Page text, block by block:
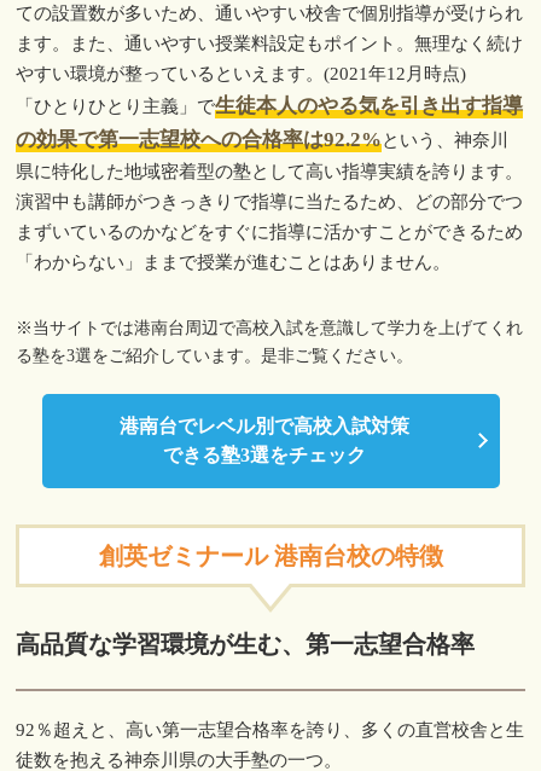
ての設置数が多いため、通いやすい校舎で個別指導が受けられ
ます。また、通いやすい授業料設定もポイント。無理なく続け
やすい環境が整っているといえます。(2021年12月時点)
「ひとりひとり主義」で生徒本人のやる気を引き出す指導
の効果で第一志望校への合格率は92.2%という、神奈川
県に特化した地域密着型の塾として高い指導実績を誇ります。
演習中も講師がつきっきりで指導に当たるため、どの部分でつ
まずいているのかなどをすぐに指導に活かすことができるため
「わからない」ままで授業が進むことはありません。
※当サイトでは港南台周辺で高校入試を意識して学力を上げてくれ
る塾を3選をご紹介しています。是非ご覧ください。
港南台でレベル別で高校入試対策
できる塾3選をチェック
創英ゼミナール 港南台校の特徴
高品質な学習環境が生む、第一志望合格率
92％超えと、高い第一志望合格率を誇り、多くの直営校舎と生
徒数を抱える神奈川県の大手塾の一つ。